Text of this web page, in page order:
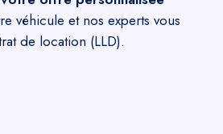
véhicule et nos experts vous
de location (LLD).